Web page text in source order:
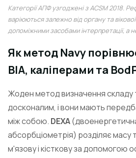
Категорії АПФ узгоджені з ACSM 2018.
варіюються залежно від органу та
допоміжними засобами інтерпретації, а
Як метод Navy
BIA, каліперами та
Жоден метод визначення складу
досконалим, і вони мають
між собою. DEXA
абсорбціометрія) розділяє масу
м'язову і кісткову за допомогою